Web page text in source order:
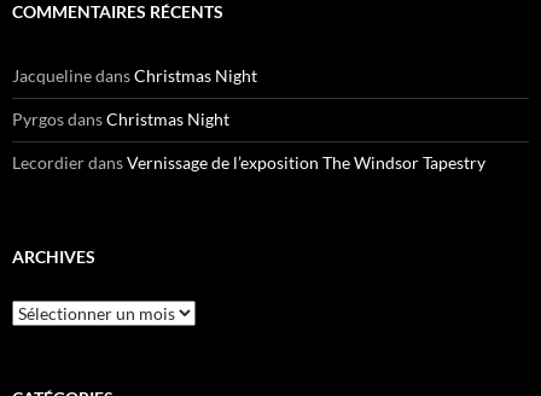
COMMENTAIRES RÉCENTS
JacquelinedansChristmas Night
PyrgosdansChristmas Night
LecordierdansVernissage de l’exposition The Windsor Tapestry
ARCHIVES
Archives